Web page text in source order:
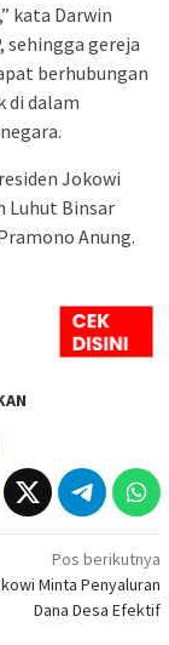
kata Darwin
sehingga gereja
berhubungan
di dalam
Jokowi
Luhut Binsar
Anung.
Pos berikutnya
Minta Penyaluran
Dana Desa Efektif